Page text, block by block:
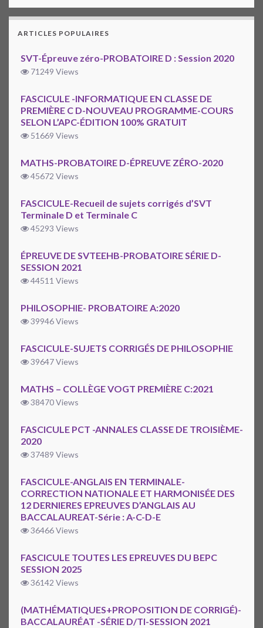
ARTICLES POPULAIRES
SVT-Épreuve zéro-PROBATOIRE D : Session 2020
71249 Views
FASCICULE -INFORMATIQUE EN CLASSE DE
PREMIÈRE C D-NOUVEAU PROGRAMME-COURS
SELON L’APC-ÉDITION 100% GRATUIT
51669 Views
MATHS-PROBATOIRE D-ÉPREUVE ZÉRO-2020
45672 Views
FASCICULE-Recueil de sujets corrigés d’SVT
Terminale D et Terminale C
45293 Views
ÉPREUVE DE SVTEEHB-PROBATOIRE SÉRIE D-
SESSION 2021
44511 Views
PHILOSOPHIE- PROBATOIRE A:2020
39946 Views
FASCICULE-SUJETS CORRIGÉS DE PHILOSOPHIE
39647 Views
MATHS – COLLÈGE VOGT PREMIÈRE C:2021
38470 Views
FASCICULE PCT -ANNALES CLASSE DE TROISIÈME-
2020
37489 Views
FASCICULE-ANGLAIS EN TERMINALE-
CORRECTION NATIONALE ET HARMONISÉE DES
12 DERNIERES EPREUVES D’ANGLAIS AU
BACCALAUREAT-Série : A-C-D-E
36466 Views
FASCICULE TOUTES LES EPREUVES DU BEPC
SESSION 2025
36142 Views
(MATHÉMATIQUES+PROPOSITION DE CORRIGÉ)-
BACCALAURÉAT -SÉRIE D/TI-SESSION 2021